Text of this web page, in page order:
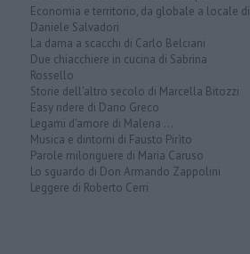
Economia e territorio, da globale a locale di
Daniele Salvadori
La dama a scacchi di Carlo Belciani
Due chiacchiere in cucina di Sabrina
Rossello
Storie dell'altro secolo di Marcella Bitozzi
Easy ridere di Dario Greco
Legami d'amore di Malena ...
Musica e dintorni di Fausto Pirìto
Parole milonguere di Maria Caruso
Lo sguardo di Don Armando Zappolini
Leggere di Roberto Cerri